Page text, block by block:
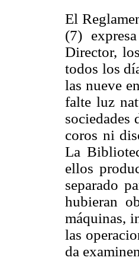
El
(7)
Director,
todos los
las nueve
falte luz
sociedades
coros ni
La
ellos
separado
hubieran
máquinas,
las
da